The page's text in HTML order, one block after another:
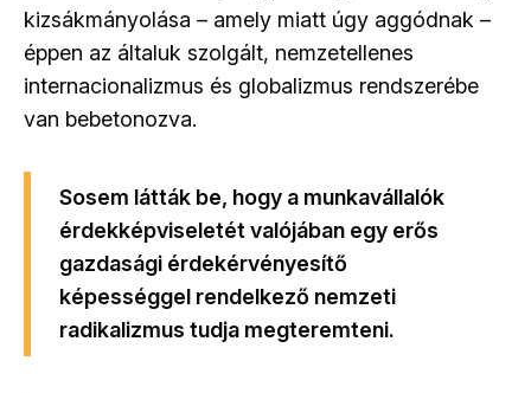
kizsákmányolása – amely miatt úgy aggódnak –
éppen az általuk szolgált, nemzetellenes
internacionalizmus és globalizmus rendszerébe
van bebetonozva.
Sosem látták be, hogy a munkavállalók
érdekképviseletét valójában egy erős
gazdasági érdekérvényesítő
képességgel rendelkező nemzeti
radikalizmus tudja megteremteni.